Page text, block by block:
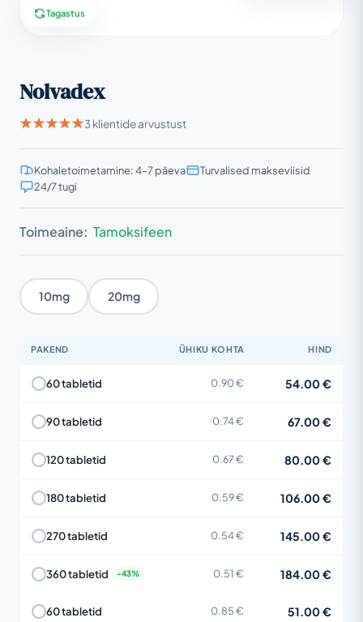
Tagastus
Nolvadex
3 klientide arvustust
Kohaletoimetamine: 4–7 päeva
Turvalised makseviisid
24/7 tugi
Toimeaine: Tamoksifeen
10mg 20mg
PAKEND ÜHIKU KOHTA HIND
60 tabletid 0.90 € 54.00 €
90 tabletid 0.74 € 67.00 €
120 tabletid 0.67 € 80.00 €
180 tabletid 0.59 € 106.00 €
270 tabletid 0.54 € 145.00 €
360 tabletid 0.51 € 184.00 €
60 tabletid 0.85 € 51.00 €